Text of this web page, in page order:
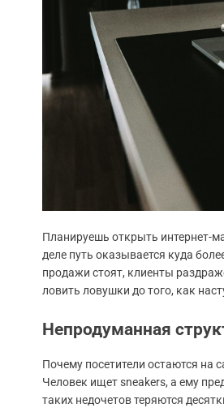
Планируешь открыть интернет-
деле путь оказывается куда
продажи стоят, клиенты
ловить ловушки до того, как
Непродуманная
Почему посетители остаются на
Человек ищет sneakers, а ему
таких недочетов теряются